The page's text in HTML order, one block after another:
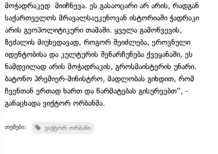
მოჭადრაკედ მიიჩნევა. ეს გასაოცარი არ არის, რადგან
საქართველოს მრავალსაუკუნოვან ისტორიაში ჭადრაკი
არის გეოპოლიტიკური თამაში. ყველა გამოწვევის,
ზეძალის მიუხედავად, როგორ შეიძლება, ეროვნული
იდენტობისა და კულტურის შენარჩუნება ქვეყანაში, ეს
ნამდვილად არის მოჭადრაკის, გროსმაისტერის უნარი.
ბატონო პრემიერ-მინისტრო, მადლობას გიხდით, რომ
ჩვენთან ერთად ხართ და წარმატებას გისურვებთ“, -
განაცხადა ვიქტორ ორბანმა.
თემები: ვიქტორ ორბანი